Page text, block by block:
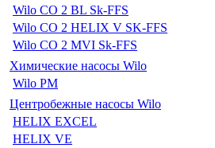
Wilo CO 2 BL Sk-FFS
Wilo CO 2 HELIX V SK-FFS
Wilo CO 2 MVI Sk-FFS
Химические насосы Wilo
Wilo PM
Центробежные насосы Wilo
HELIX EXCEL
HELIX VE